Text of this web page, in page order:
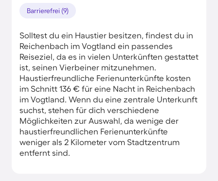
Barrierefrei (9)
Solltest du ein Haustier besitzen, findest du in
Reichenbach im Vogtland ein passendes
Reiseziel, da es in vielen Unterkünften gestattet
ist, seinen Vierbeiner mitzunehmen.
Haustierfreundliche Ferienunterkünfte kosten
im Schnitt 136 € für eine Nacht in Reichenbach
im Vogtland. Wenn du eine zentrale Unterkunft
suchst, stehen für dich verschiedene
Möglichkeiten zur Auswahl, da wenige der
haustierfreundlichen Ferienunterkünfte
weniger als 2 Kilometer vom Stadtzentrum
entfernt sind.